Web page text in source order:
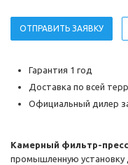
ОТПРАВИТЬ ЗАЯВКУ
Гарантия 1 год
Доставка по всей
Официальный дилер
Камерный фильтр-пресс
промышленную установку